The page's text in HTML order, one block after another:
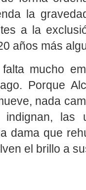
la
a la
años más
mucho
Porque
nada
las
dama que
el brillo a